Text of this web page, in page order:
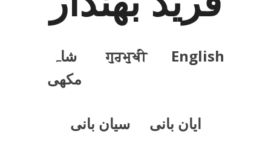
English
ਗੁਰਮੁਖੀ
شاہ
مکھی
ايان بانی سيان بانی